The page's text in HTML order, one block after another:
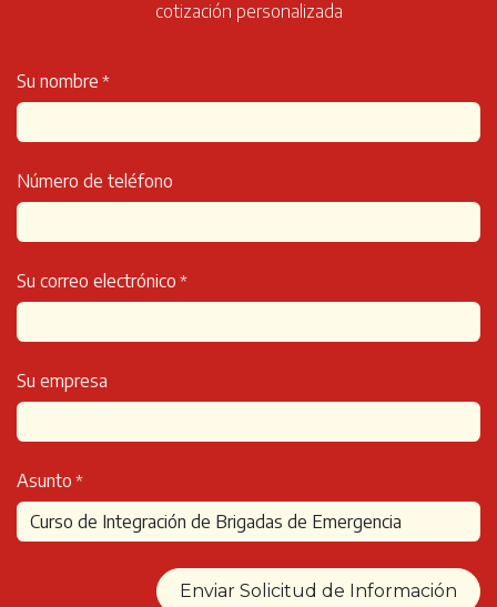
cotización personalizada
Su nombre *
Número de teléfono
Su correo electrónico *
Su empresa
Asunto *
Enviar Solicitud de Información